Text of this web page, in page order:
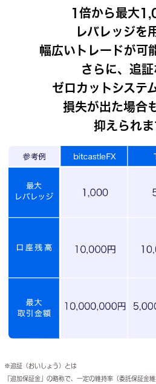
1倍から最大
レバレッジを
幅広いトレードが可
さらに、追
ゼロカットシステ
損失が出た場合
抑えられま
※追証（おいしょう）とは
「追加保証金」の略称で、一定の維持率（委託保証金